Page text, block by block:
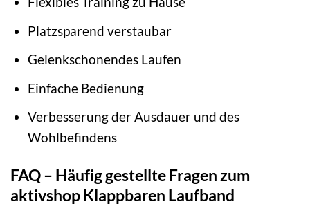
Platzsparend verstaubar
Gelenkschonendes Laufen
Einfache Bedienung
Verbesserung der Ausdauer und des
Wohlbefindens
FAQ – Häufig gestellte Fragen zum
aktivshop Klappbaren Laufband